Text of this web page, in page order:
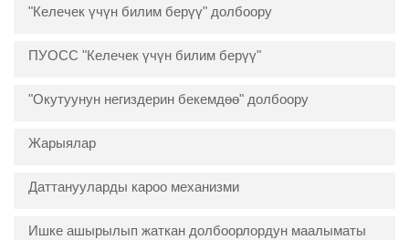
"Келечек үчүн билим берүү" долбоору
ПУОСС "Келечек үчүн билим берүү"
"Окутуунун негиздерин бекемдөө" долбоору
Жарыялар
Даттанууларды кароо механизми
Ишке ашырылып жаткан долбоорлордун маалыматы